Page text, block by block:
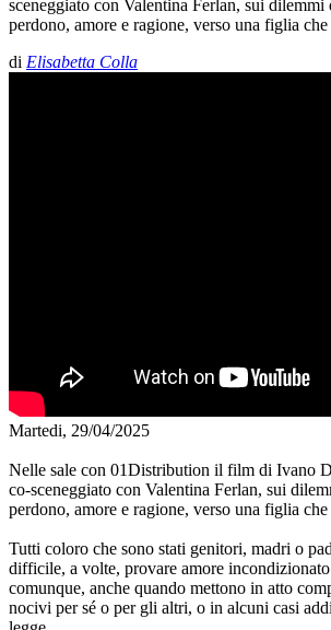
sceneggiato con Valentina Ferlan, sui dilemmi
perdono, amore e ragione, verso una figlia che
di Elisabetta Colla
Martedi, 29/04/2025
Nelle sale con 01Distribution il film di Ivano
co-sceneggiato con Valentina Ferlan, sui
perdono, amore e ragione, verso una figlia che
Tutti coloro che sono stati genitori, madri o
difficile, a volte, provare amore
comunque, anche quando mettono in atto
nocivi per sé o per gli altri, o in alcuni casi